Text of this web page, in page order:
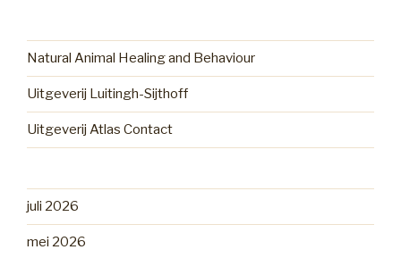
Natural Animal Healing and Behaviour
Uitgeverij Luitingh-Sijthoff
Uitgeverij Atlas Contact
juli 2026
mei 2026